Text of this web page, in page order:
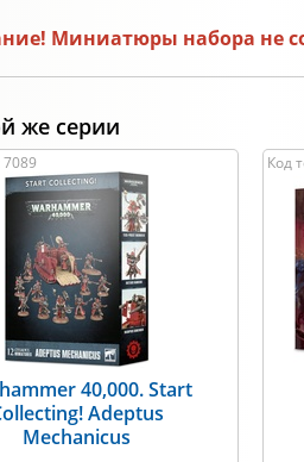
Миниатюры набора не
же серии
7089
40,000. Start
Adeptus
Mechanicus
Код